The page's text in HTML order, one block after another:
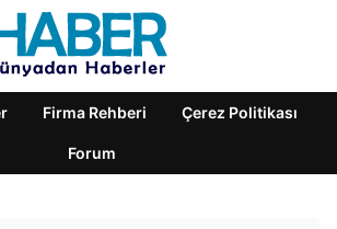
Firma Rehberi Çerez Politikası
Forum